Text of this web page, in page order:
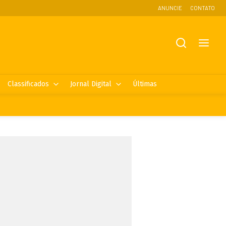
ANUNCIE CONTATO
Classificados Jornal Digital Últimas